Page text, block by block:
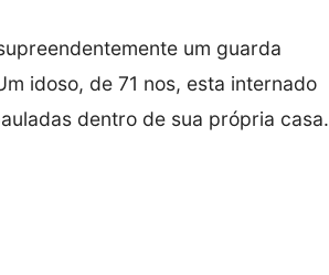
um guarda
idoso, de 71 nos, esta internado
dentro de sua própria casa.